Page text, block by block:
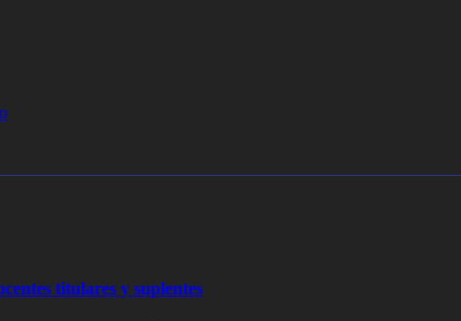
titulares y suplentes